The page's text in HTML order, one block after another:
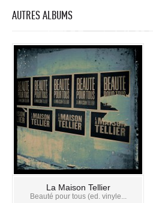
AUTRES ALBUMS
La Maison Tellier
Beauté pour tous (ed. vinyle...